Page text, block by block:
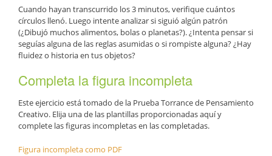
Cuando hayan transcurrido los 3 minutos, verifique cuántos
círculos llenó. Luego intente analizar si siguió algún patrón
(¿Dibujó muchos alimentos, bolas o planetas?). ¿Intenta pensar si
seguías alguna de las reglas asumidas o si rompiste alguna? ¿Hay
fluidez o historia en tus objetos?
Completa la figura incompleta
Este ejercicio está tomado de la Prueba Torrance de Pensamiento
Creativo. Elija una de las plantillas proporcionadas aquí y
complete las figuras incompletas en las completadas.
Figura incompleta como PDF